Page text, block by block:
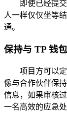
即使已经提
人一样仅仅坐等
通。
保持与 TP 钱
项目方可以
像与合作伙伴保
信息，如果审核
一名高效的应急